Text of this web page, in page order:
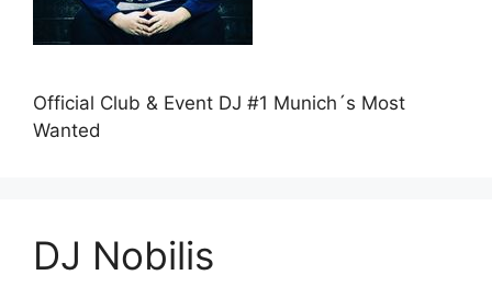
Official Club & Event DJ #1 Munich´s Most
Wanted
DJ Nobilis